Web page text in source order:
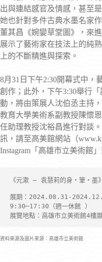
出與連結感官及情感，甚至
她也針對多件古典水墨名家
董其昌《婉孌草堂圖》，來
展示了藝術家在技法上的純
上的不斷精進與探索。
8月31日下午2:30開幕式中，
創作；此外，下午3:30舉行
動，將由策展人沈伯丞主持
教育大學美術系副教授陳懷
任助理教授沈裕昌進行對談
訊，請至高美館網站（
Instagram「高雄市立美術館」
《元漱 – 袁慧莉的身・筆・墨
展期：2024.08.31-
9:30─17:30（週一休館 ）
展覽地點：高雄市立美術館4樓
資料來源及圖片來源：高雄市立美術館